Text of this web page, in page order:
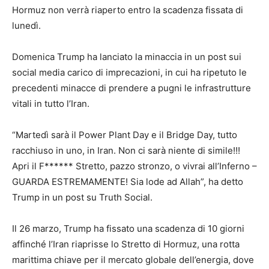
Hormuz non verrà riaperto entro la scadenza fissata di
lunedì.
Domenica Trump ha lanciato la minaccia in un post sui
social media carico di imprecazioni, in cui ha ripetuto le
precedenti minacce di prendere a pugni le infrastrutture
vitali in tutto l’Iran.
“Martedì sarà il Power Plant Day e il Bridge Day, tutto
racchiuso in uno, in Iran. Non ci sarà niente di simile!!!
Apri il F****** Stretto, pazzo stronzo, o vivrai all’Inferno –
GUARDA ESTREMAMENTE! Sia lode ad Allah”, ha detto
Trump in un post su Truth Social.
Il 26 marzo, Trump ha fissato una scadenza di 10 giorni
affinché l’Iran riaprisse lo Stretto di Hormuz, una rotta
marittima chiave per il mercato globale dell’energia, dove